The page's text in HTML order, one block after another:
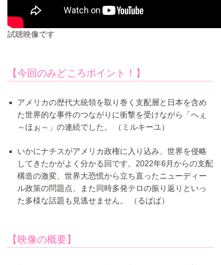
試聴映像です
【今回のみどころポイント！】
アメリカの歴代大統領を取り巻く支配層と日本を含め
た世界的な事件のつながりに衝撃を受けながら「へぇ
～ほぉ～」の連続でした。
（ミルキーユ）
いかにナチスがアメリカ政権に入り込み、世界を侵略
してきたかがよく分かる回です。2022年6月からの支配
構造の激変、世界大恐慌から立ち直ったニューディー
ル政策の問題点、また同時多発テロの振り返りといっ
た多様な話題も見逃せません。
（るぱぱ）
【映像の概要】